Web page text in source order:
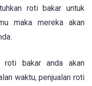
roti bakar untuk
maka mereka akan
roti bakar anda akan
waktu, penjualan roti